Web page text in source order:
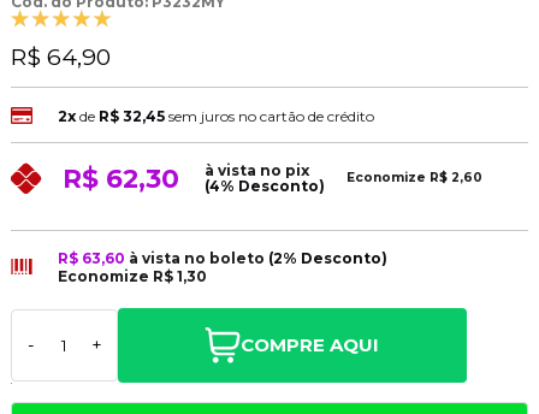
R$ 64,90
2xde R$ 32,45 sem juros no cartão de crédito
R$ 62,30
à vista no pix
(4% Desconto)
Economize R$ 2,60
R$ 63,60 à vista no boleto (2% Desconto)
Economize R$ 1,30
- + COMPRE AQUI